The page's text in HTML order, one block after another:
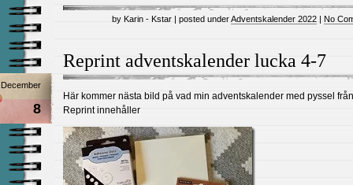
by Karin - Kstar | posted underAdventskalender 2022 | No
Reprint adventskalender lucka 4-7
December
8
Här kommer nästa bild på vad min adventskalender med pyssel från
Reprint innehåller